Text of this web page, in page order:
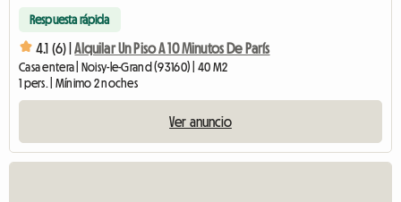
Respuesta rápida
4.1 (6) | Alquilar Un Piso A 10 Minutos De París
Casa entera | Noisy-le-Grand (93160) | 40 M2
1 pers. | Mínimo 2 noches
Ver anuncio